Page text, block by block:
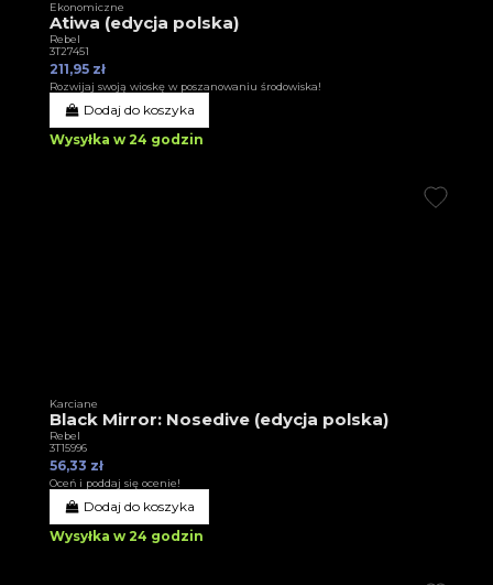
Ekonomiczne
Atiwa (edycja polska)
Rebel
3T27451
211,95 zł
Rozwijaj swoją wioskę w poszanowaniu środowiska!
Dodaj do koszyka
Wysyłka w 24 godzin
Karciane
Black Mirror: Nosedive (edycja polska)
Rebel
3T15996
56,33 zł
Oceń i poddaj się ocenie!
Dodaj do koszyka
Wysyłka w 24 godzin